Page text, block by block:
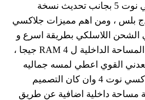
سامسونج جلاكسي نوت 5 بجانب تحديث نسخة
اس 6 ايدج بلس ، ومن اهم مميزات جلاكسي
هي الشحن اللاسلكي بطريقة اسرع و
لاول مرة اصبحت المساحة الداخلية ل RAM 4 جيجا ،
القوي اعطي لمسه جماليه
جديدة لسلسة جلاكسي نوت 4 وان كان التصميم
مساحة داخلية اضافية عن طريق